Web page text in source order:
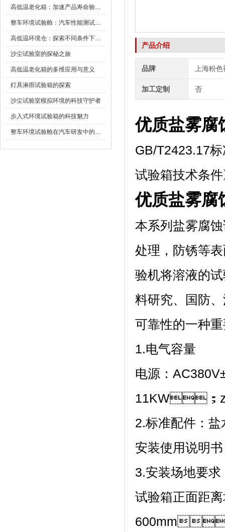
高低温老化箱：加速产品寿命验证的可靠伙伴
整车环境试验舱：汽车性能测试的设备
高低温环境仓：探索不同条件下的科学奥秘
沙尘试验室的探秘之旅
高低温老化箱的多维应用与意义
灯具淋雨试验箱的探索
沙尘试验室模拟环境的科技守护者
步入式环境试验箱的科技魅力
整车环境试验舱在汽车研发中的作用
产品介绍
品牌 上海粉
加工定制 否
优质盐雾腐
GB/T2423.17标
试验箱技术条件
优质盐雾腐
本系列盐雾腐蚀试
处理，防锈等表
验机将溶液的试
料研究、国防
可靠性的一种重
1.电气容量
电源：
11KW；
2.标准配件：盐
安装使用说明书
3.安装场地要求
试验箱正面距